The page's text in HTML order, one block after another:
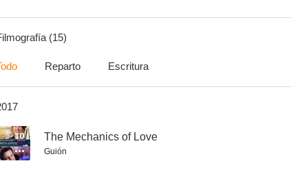
(15)
Reparto Escritura
10 The Mechanics of Love
Guión